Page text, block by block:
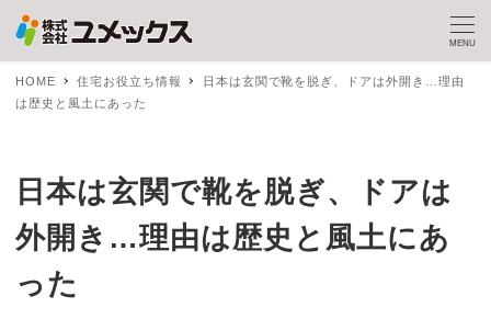
MENU
HOME 住宅お役立ち情報
日本は玄関で靴を脱ぎ、ドアは外開き…理由
は歴史と風土にあった
日本は玄関で靴を脱ぎ、ドアは
外開き…理由は歴史と風土にあ
った